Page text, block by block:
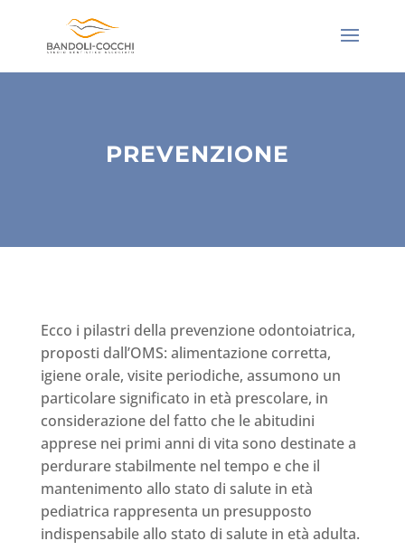
PREVENZIONE
Ecco i pilastri della prevenzione odontoiatrica,
proposti dall’OMS: alimentazione corretta,
igiene orale, visite periodiche, assumono un
particolare significato in età prescolare, in
considerazione del fatto che le abitudini
apprese nei primi anni di vita sono destinate a
perdurare stabilmente nel tempo e che il
mantenimento allo stato di salute in età
pediatrica rappresenta un presupposto
indispensabile allo stato di salute in età adulta.